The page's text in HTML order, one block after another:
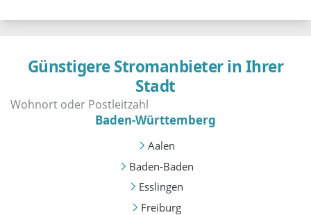
Günstigere Stromanbieter in Ihrer
Stadt
Baden-Württemberg
Aalen
Baden-Baden
Esslingen
Freiburg